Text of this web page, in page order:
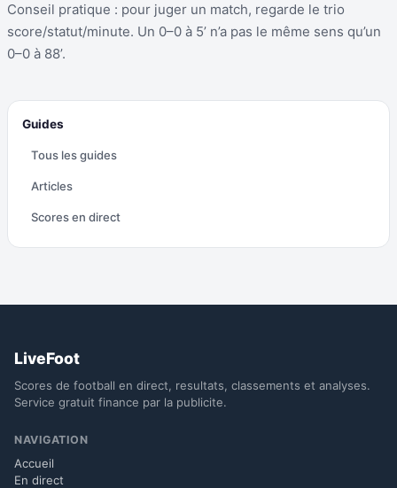
Conseil pratique : pour juger un match, regarde le trio
score/statut/minute. Un 0–0 à 5’ n’a pas le même sens qu’un
0–0 à 88’.
Guides
Tous les guides
Articles
Scores en direct
LiveFoot
Scores de football en direct, resultats, classements et analyses.
Service gratuit finance par la publicite.
NAVIGATION
Accueil
En direct